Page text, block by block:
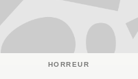
HORREUR